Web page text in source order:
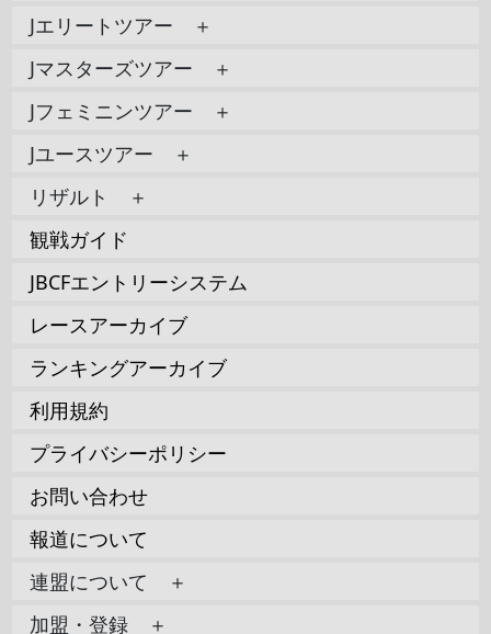
Jエリートツアー ＋
Jマスターズツアー ＋
Jフェミニンツアー ＋
Jユースツアー ＋
リザルト ＋
観戦ガイド
JBCFエントリーシステム
レースアーカイブ
ランキングアーカイブ
利用規約
プライバシーポリシー
お問い合わせ
報道について
連盟について ＋
加盟・登録 ＋